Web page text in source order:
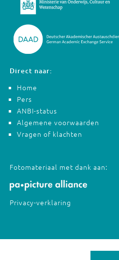
Direct naar:
Home
Pers
ANBI-status
Algemene voorwaarden
Vragen of klachten
Fotomateriaal met dank aan:
Privacy-verklaring